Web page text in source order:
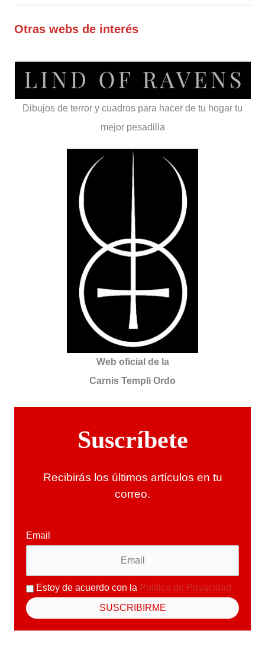
Otras webs de interés
Dibujos de terror y cuadros para hacer de tu hogar tu
mejor pesadilla
Web oficial de la
Carnis Templi Ordo
Suscríbete
Recibirás los últimos artículos en tu
correo.
Email
Estoy de acuerdo con la Política de Privacidad